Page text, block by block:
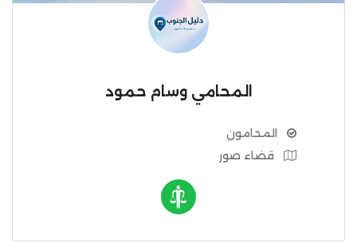
المحامي وسام حمود
المحامون
قضاء صور